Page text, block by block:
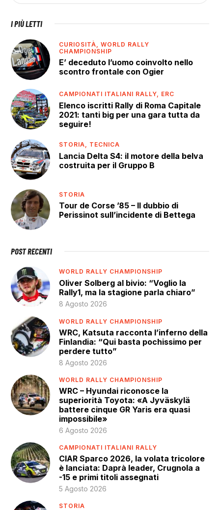
I PIÙ LETTI
CURIOSITÀ,WORLD RALLY
CHAMPIONSHIP
E’ deceduto l’uomo coinvolto nello
scontro frontale con Ogier
CAMPIONATI ITALIANI RALLY, ERC
Elenco iscritti Rally di Roma Capitale
2021: tanti big per una gara tutta da
seguire!
STORIA, TECNICA
Lancia Delta S4: il motore della belva
costruita per il Gruppo B
STORIA
Tour de Corse ’85 – Il dubbio di
Perissinot sull’incidente di Bettega
POST RECENTI
WORLD RALLY CHAMPIONSHIP
Oliver Solberg al bivio: “Voglio la
Rally1, ma la stagione parla chiaro”
8 Agosto 2026
WORLD RALLY CHAMPIONSHIP
WRC, Katsuta racconta l’inferno della
Finlandia: “Qui basta pochissimo per
perdere tutto”
8 Agosto 2026
WORLD RALLY CHAMPIONSHIP
WRC – Hyundai riconosce la
superiorità Toyota: «A Jyväskylä
battere cinque GR Yaris era quasi
impossibile»
6 Agosto 2026
CAMPIONATI ITALIANI RALLY
CIAR Sparco 2026, la volata tricolore
è lanciata: Daprà leader, Crugnola a
-15 e primi titoli assegnati
5 Agosto 2026
STORIA